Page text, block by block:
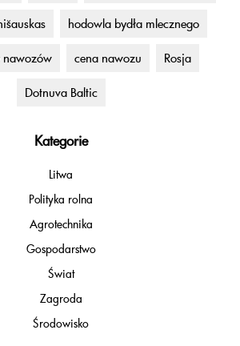
hodowla bydła mlecznego
nawozów cena nawozu Rosja
Dotnuva Baltic
Kategorie
Litwa
Polityka rolna
Agrotechnika
Gospodarstwo
Świat
Zagroda
Środowisko